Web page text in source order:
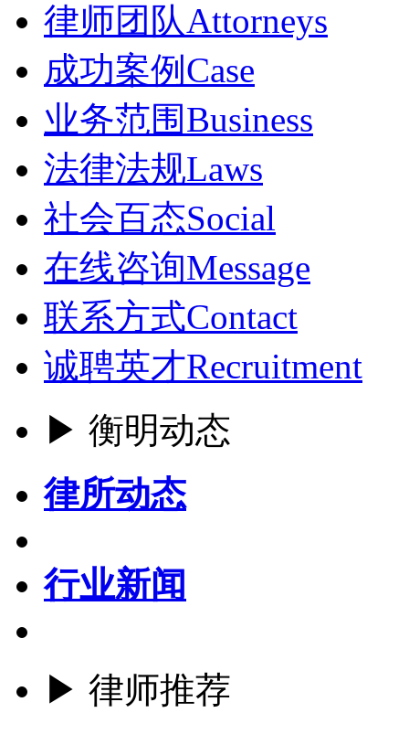
律师团队Attorneys
成功案例 Case
业务范围Business
法律法规Laws
社会百态Social
在线咨询Message
联系方式Contact
诚聘英才Recruitment
▶ 衡明动态
律所动态
行业新闻
▶ 律师推荐